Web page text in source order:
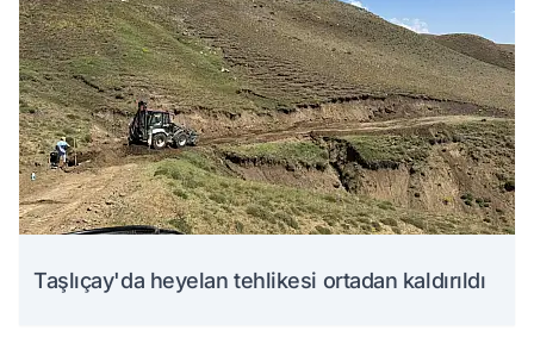
Taşlıçay'da heyelan tehlikesi ortadan kaldırıldı